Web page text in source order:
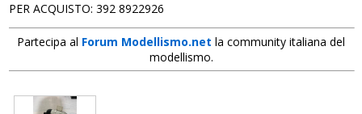
PER ACQUISTO: 392 8922926
Partecipa al Forum Modellismo.net la community italiana del
modellismo.